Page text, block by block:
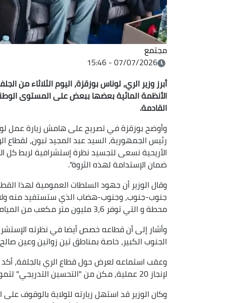
مجتمع
07/07/2026 - 15:46
أبرز وزير الري، لوناس بوزقزة، اليوم الثلاثاء من
الأنظمة المائية بعضها ببعض على المستوى
القادمة.
وأوضح بوزقزة في تصريح على هامش زيارة عمل
رئيس الجمهورية، السيد عبد المجيد تبون، لقطاع
الأريحية نسعى لتجسيد نظرة إستشرافية لربط كل
ضمان الإستدامة لهذه الثروة".
وقال الوزير أن جهود السلطات العمومية لهذا
محطة و التي توفر 3،6 مليون متر مكعب من المياه يوميا لفائدة الولايات الساحلية وبعض الولايات الداخلية.
وأشار إلى أن قطاعه خصص أيضا في نظرته
الجنوب الكبير، خاصة بمناطق تين زواتين وعين
لإنجاز 20 عملية، مكن من "التحسين التدريجي" لتموين الولاية بالماء الشروب.
وكان الوزير قد استهل زيارته للولاية بالوقوف